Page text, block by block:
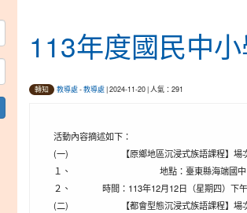
113年度國民中
轉知 教導處-教導處| 2024-11-20 | 人氣：291
活動內容摘述如下：
(一)
【原鄉地區沉浸式族語課程】場
１、
地點：臺東縣海端國中
２、
時間：113年12月12日（星期四）下
(二)
【都會型態沉浸式族語課程】場